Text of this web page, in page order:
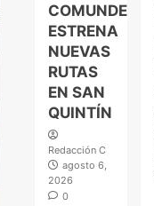
COMUNDER
ESTRENA
NUEVAS
RUTAS
EN SAN
QUINTÍN
Redacción C
agosto 6,
2026
0